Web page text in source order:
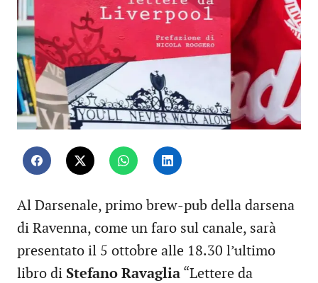
Al Darsenale, primo brew-pub della darsena
di Ravenna, come un faro sul canale, sarà
presentato il 5 ottobre alle 18.30 l’ultimo
libro di Stefano Ravaglia “Lettere da